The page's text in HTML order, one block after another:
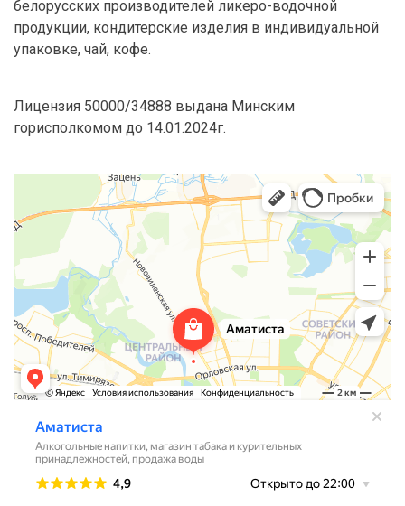
белорусских производителей ликеро-водочной
продукции, кондитерские изделия в индивидуальной
упаковке, чай, кофе.
Лицензия 50000/34888 выдана Минским
горисполкомом до 14.01.2024г.